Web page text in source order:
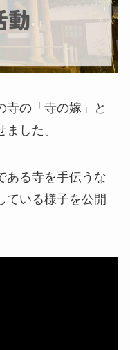
寺の「寺の嫁」と
した。
ある寺を手伝うな
ている様子を公開